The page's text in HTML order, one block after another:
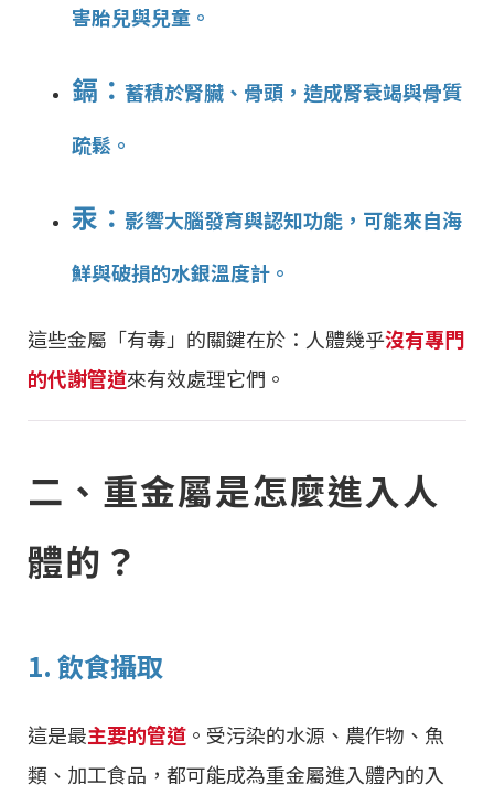
害胎兒與兒童 。
鎘： 蓄積於腎臟、骨頭，造成腎衰竭與骨質
疏鬆 。
汞： 影響大腦發育與認知功能 ，可能來自海
鮮與破損的水銀溫度計。
這些金屬「有毒」的關鍵在於：人體幾乎沒有專門
的代謝管道來有效處理它們。
二、重金屬是怎麼進入人
體的？
1. 飲食攝取
這是最主要的管道 。受污染的水源、農作物、魚
類、加工食品，都可能成為重金屬進入體內的入